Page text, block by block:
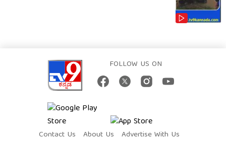
FOLLOW US ON
Contact Us About Us
Advertise With Us